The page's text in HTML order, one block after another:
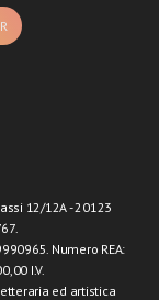
12/12A - 20123
Numero REA:
I.V.
ed artistica